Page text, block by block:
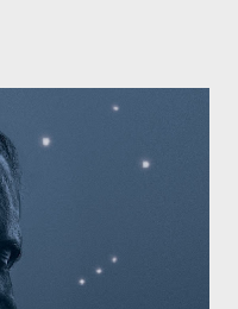
e perfino di esistere,
una via d’uscita, una
nel trovare respiro
Il brano è anche una
il suo nuovo percorso